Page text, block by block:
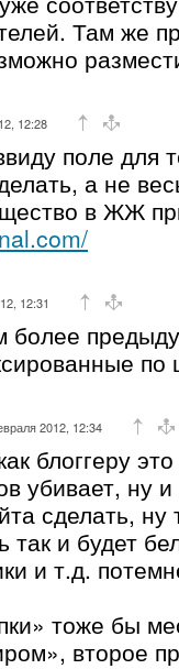
Там же
12:28
поле для
а не
в ЖЖ
12:31
более
по
2012, 12:34
блоггеру
убивает, ну
сделать, ну
так и будет
и т.д.
тоже бы
второе